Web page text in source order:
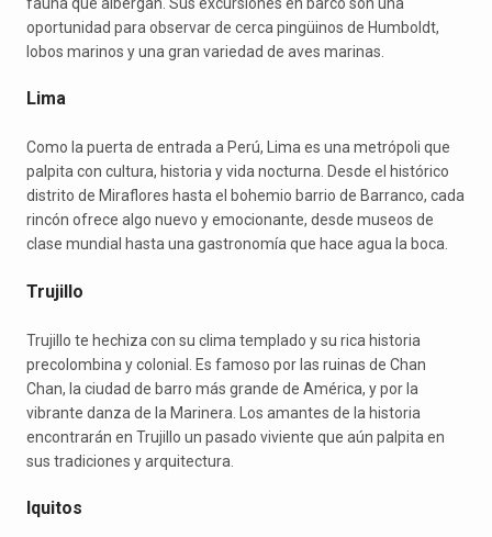
oportunidad para observar de cerca pingüinos de Humboldt,
lobos marinos y una gran variedad de aves marinas.
Lima
Como la puerta de entrada a Perú, Lima es una metrópoli que
palpita con cultura, historia y vida nocturna. Desde el histórico
distrito de Miraflores hasta el bohemio barrio de Barranco, cada
rincón ofrece algo nuevo y emocionante, desde museos de
clase mundial hasta una gastronomía que hace agua la boca.
Trujillo
Trujillo te hechiza con su clima templado y su rica historia
precolombina y colonial. Es famoso por las ruinas de Chan
Chan, la ciudad de barro más grande de América, y por la
vibrante danza de la Marinera. Los amantes de la historia
encontrarán en Trujillo un pasado viviente que aún palpita en
sus tradiciones y arquitectura.
Iquitos